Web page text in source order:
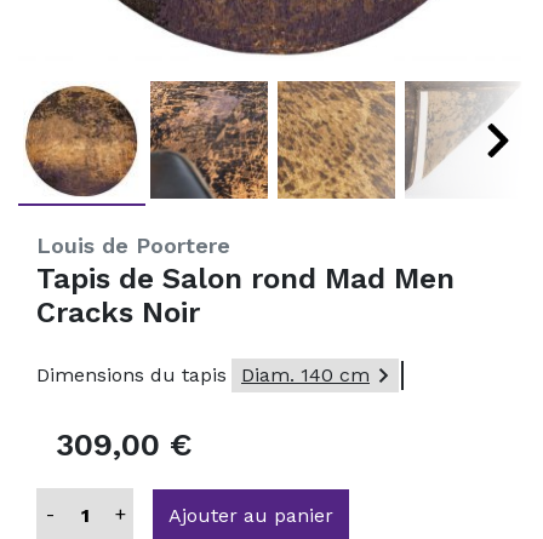
Louis de Poortere
Tapis de Salon rond Mad Men
Cracks Noir
Dimensions du tapis Diam. 140 cm 
309,00 €
- + Ajouter au panier